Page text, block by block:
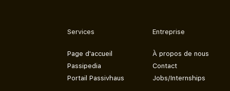
Services
Page d'accueil
Passipedia
Portail Passivhaus
Entreprise
À propos de nous
Contact
Jobs/Internships